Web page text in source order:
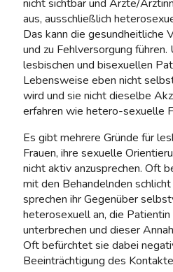
nicht sichtbar und Ärzte/
aus, ausschließlich
Das kann die gesundheitliche
und zu Fehlversorgung
lesbischen und bisexuellen
Lebensweise eben nicht
wird und sie nicht dieselbe
erfahren wie hetero-sexuelle
Es gibt mehrere Gründe für
Frauen, ihre sexuelle
nicht aktiv anzusprechen. Oft
mit den Behandelnden
sprechen ihr Gegenüber
heterosexuell an, die
unterbrechen und dieser
Oft befürchtet sie dabei
Beeinträchtigung des